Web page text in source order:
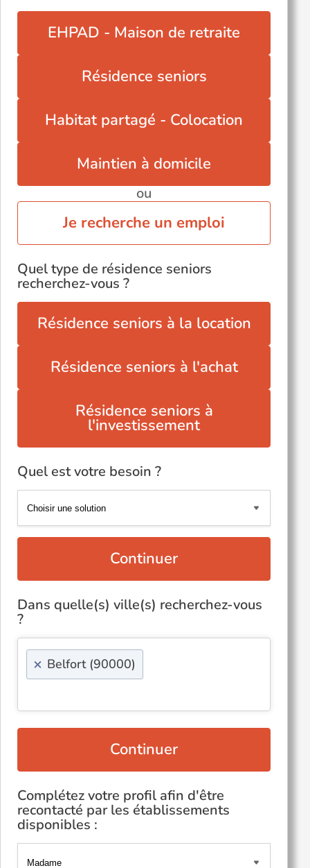
EHPAD - Maison de retraite
Résidence seniors
Habitat partagé - Colocation
Maintien à domicile
ou
Je recherche un emploi
Quel type de résidence seniors
recherchez-vous ?
Résidence seniors à la location
Résidence seniors à l'achat
Résidence seniors à
l'investissement
Quel est votre besoin ?
Continuer
Dans quelle(s) ville(s) recherchez-vous
?
× Belfort (90000)
Continuer
Complétez votre profil afin d'être
recontacté par les établissements
disponibles :